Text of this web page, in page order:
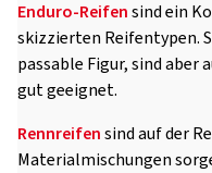
Enduro-Reifensind ein
skizzierten Reifentypen.
passable Figur, sind aber
gut geeignet.
Rennreifensind auf der
Materialmischungen